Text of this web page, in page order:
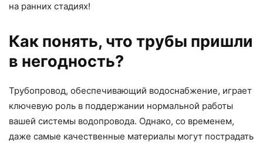
на ранних стадиях!
Как понять, что трубы пришли
в негодность?
Трубопровод, обеспечивающий водоснабжение, играет
ключевую роль в поддержании нормальной работы
вашей системы водопровода. Однако, со временем,
даже самые качественные материалы могут пострадать